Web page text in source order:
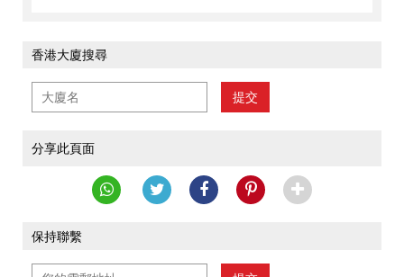
香港大廈搜尋
提交
分享此頁面
保持聯繫